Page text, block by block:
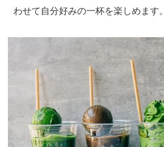
わせて自分好みの一杯を楽しめます。